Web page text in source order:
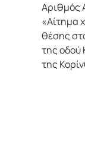
Αριθμός
«Αίτημα
θέσης
της οδού
της